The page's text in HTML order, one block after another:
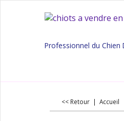
Professionnel du Chien
<< Retour | Accueil